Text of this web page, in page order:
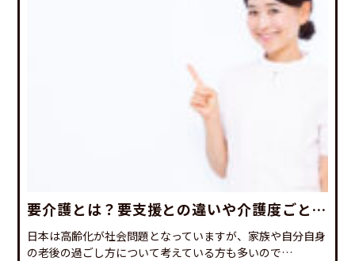
要介護とは？要支援との違いや介護度ごとの
利用可能なサービスを紹介
日本は高齢化が社会問題となっていますが、家族や自分自身
の老後の過ごし方について考えている方も多いので…